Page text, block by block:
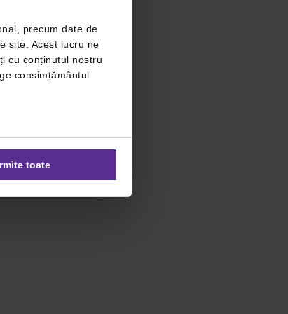
precum date de
site. Acest lucru ne
cu conținutul nostru
consimțământul
toate